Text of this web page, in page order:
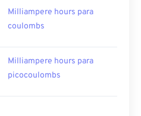
Milliampere hours para
coulombs
Milliampere hours para
picocoulombs